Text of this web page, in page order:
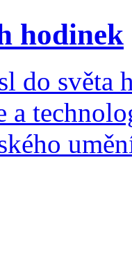
hodinek
do světa
a